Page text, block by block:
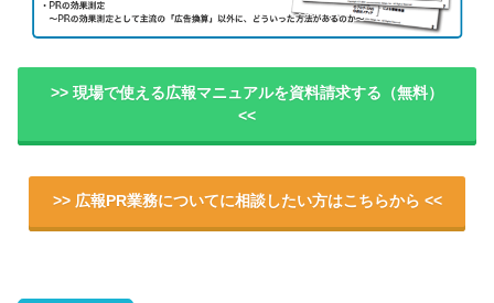
>> 現場で使える広報マニュアルを資料請求する（無料）
<<
>> 広報PR業務についてに相談したい方はこちらから <<